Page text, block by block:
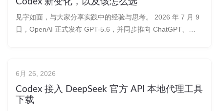
见字如面，与大家分享实践中的经验与思考。 2026 年 7 月 9
日，OpenAI 正式发布 GPT-5.6，并同步推向 ChatGPT、
6月 26, 2026
Codex 接入 DeepSeek 官方 API 本地代理工具
下载